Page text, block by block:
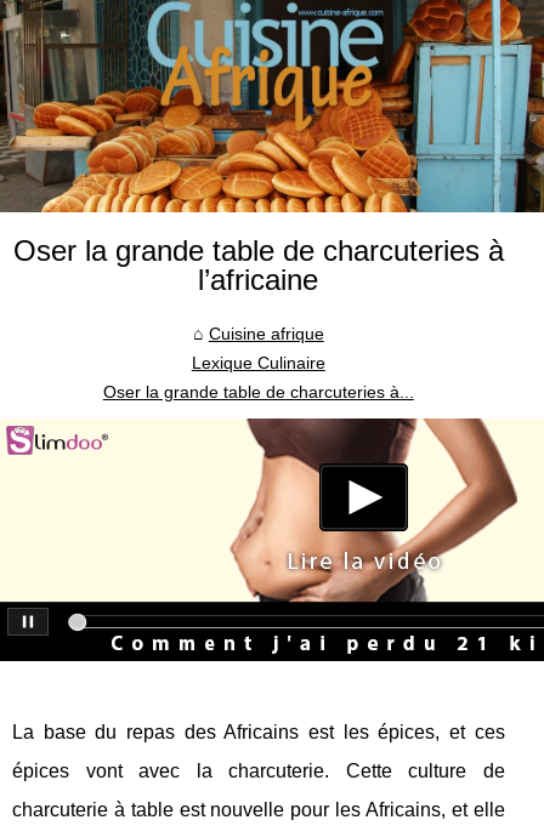
Oser la grande table de charcuteries à
l’africaine
Cuisine afrique
Lexique Culinaire
Oser la grande table de charcuteries à...
La base du repas des Africains est les épices, et ces
épices vont avec la charcuterie. Cette culture de
charcuterie à table est nouvelle pour les Africains, et elle